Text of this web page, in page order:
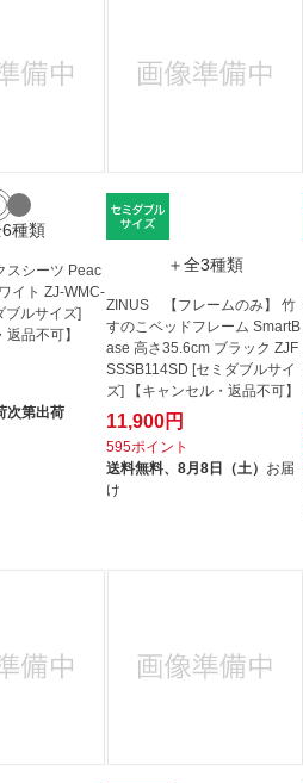
6種類
シーツ Peac
イト ZJ-WMC-
ブルサイズ]
返品不可】
次第出荷
＋全3種類
ZINUS 【フレームのみ】 竹
すのこベッドフレーム SmartB
ase 高さ35.6cm ブラック ZJF
SSSB114SD [セミダブルサイ
ズ] 【キャンセル・返品不可】
11,900円
595ポイント
送料無料、 8月8日（土） お届
け